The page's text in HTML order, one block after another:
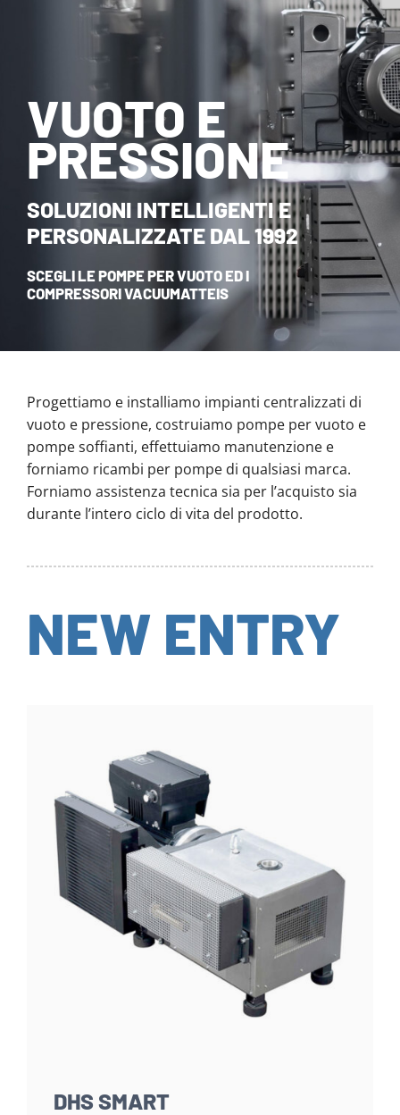
HOME
VUOTO E
PRESSIONE
SOLUZIONI INTELLIGENTI E
PERSONALIZZATE DAL 1992
SCEGLI LE POMPE PER VUOTO ED I
COMPRESSORI VACUUMATTEIS
Progettiamo e installiamo impianti centralizzati di
vuoto e pressione, costruiamo pompe per vuoto e
pompe soffianti, effettuiamo manutenzione e
forniamo ricambi per pompe di qualsiasi marca.
Forniamo assistenza tecnica sia per l’acquisto sia
durante l’intero ciclo di vita del prodotto.
NEW ENTRY
DHS SMART